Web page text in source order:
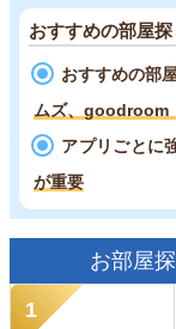
おすすめの部屋
おすすめの部
ムズ、goodroom
アプリごとに
が重要
お部屋